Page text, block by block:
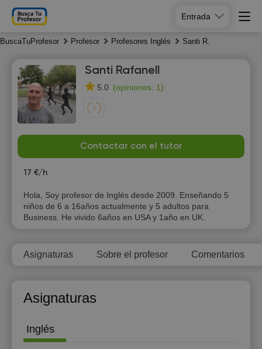
Entrada
BuscaTuProfesor Profesor Profesores Inglés Santi R.
Santi Rafanell
5.0 (opiniones: 1)
Contactar con el tutor
17 €/h
Hola, Soy profesor de Inglés desde 2009. Enseñando 5
niños de 6 a 16años actualmente y 5 adultos para
Business. He vivido 6años en USA y 1año en UK.
Asignaturas Sobre el profesor Comentarios
Asignaturas
Inglés
Sa
8
Su
9
10
10:30
11:30
12:30